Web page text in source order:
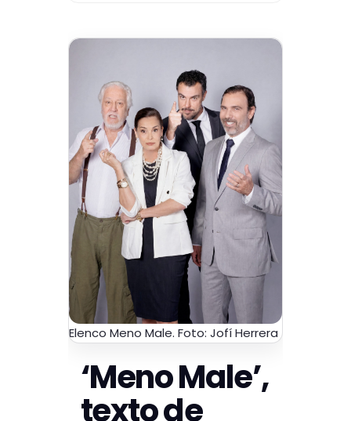
Elenco Meno Male. Foto: Jofí Herrera
‘Meno Male’,
texto de